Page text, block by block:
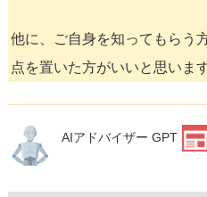
他に、ご自身を知ってもらう
点を置いた方がいいと思います
AIアドバイザー GPT